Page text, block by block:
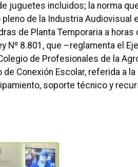
juguetes incluidos; la norma
de la Industria Audiovisual
de Planta Temporaria a horas
Nº 8.801, que –reglamenta el
de Profesionales de la
Conexión Escolar, referida a
soporte técnico y